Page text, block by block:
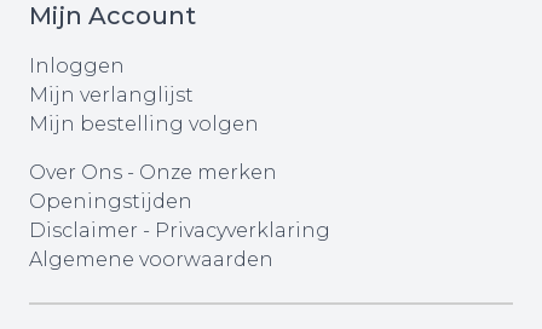
Mijn Account
Inloggen
Mijn verlanglijst
Mijn bestelling volgen
Over Ons - Onze merken
Openingstijden
Disclaimer - Privacyverklaring
Algemene voorwaarden